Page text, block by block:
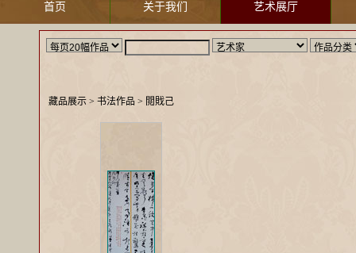
首页 关于我们 艺术展厅
藏品展示 > 书法作品 > 閲戝己